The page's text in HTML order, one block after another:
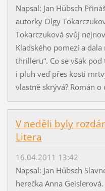
Napsal: Jan Hübsch
autorky Olgy
Tokarczuková svůj
Kladského pomezí a
thrilleru“. Co se však
i pluh veď přes kosti
vlastně skrývá? Román
V neděli byly
Litera
16.04.2011 13:42
Napsal: Jan Hübsch
herečka Anna